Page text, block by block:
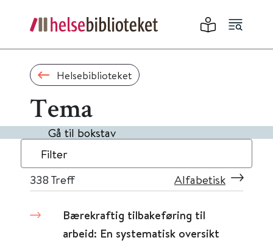
Helsebiblioteket
Tema
Gå til bokstav
Filter
338 Treff Alfabetisk
Bærekraftig tilbakeføring til
arbeid: En systematisk oversikt